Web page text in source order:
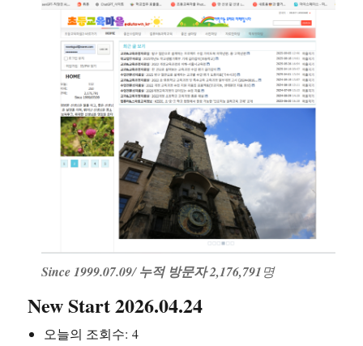
Since 1999.07.09/누적 방문자 2,176,791명
New Start 2026.04.24
오늘의 조회수:4